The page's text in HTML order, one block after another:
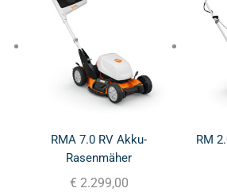
RMA 7.0 RV Akku-
Rasenmäher
€ 2.299,00
RM